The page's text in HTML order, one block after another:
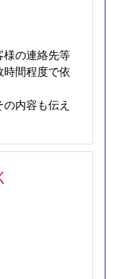
様の連絡先等
時間程度で依
内容も伝え